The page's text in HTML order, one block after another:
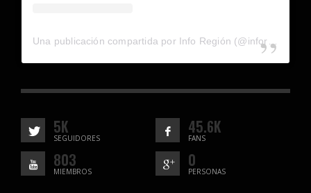
Una publicación compartida por Info Región (@inforegion_redes)
5K
SEGUIDORES
45.6K
FANS
803
MIEMBROS
0
PERSONAS